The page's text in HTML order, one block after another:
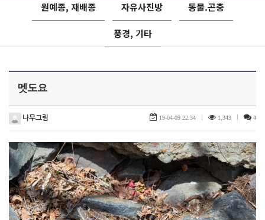
원예종, 재배종 자유사진방 동물.곤충
풍경, 기타
멧도요
나무그림 19-04-09 22:34 1,343 4